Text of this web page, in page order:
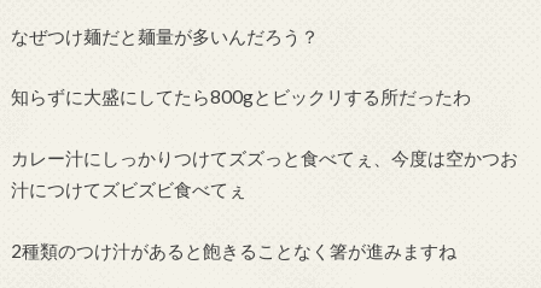
なぜつけ麺だと麺量が多いんだろう？
知らずに大盛にしてたら800gとビックリする所だったわ
カレー汁にしっかりつけてズズっと食べてぇ、今度は空かつお
汁につけてズビズビ食べてぇ
2種類のつけ汁があると飽きることなく箸が進みますね